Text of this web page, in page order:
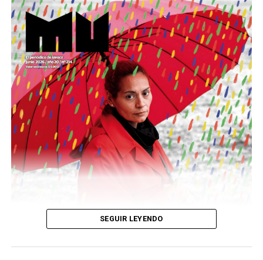
Este número 215 de MU ☝️viene con doble tapa, que
podría ser una frase:
Sin chamuyo, a remarla.
Descargar la Mu en PDF
SEGUIR LEYENDO